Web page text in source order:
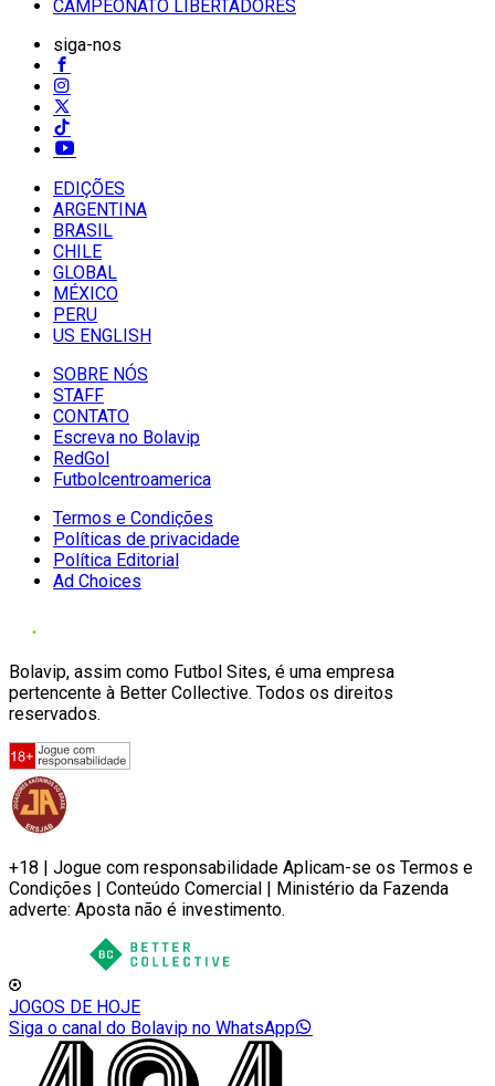
CAMPEONATO LIBERTADORES
siga-nos
EDIÇÕES
ARGENTINA
BRASIL
CHILE
GLOBAL
MÉXICO
PERU
US ENGLISH
SOBRE NÓS
STAFF
CONTATO
Escreva no Bolavip
RedGol
Futbolcentroamerica
Termos e Condições
Políticas de privacidade
Política Editorial
Ad Choices
Bolavip, assim como Futbol Sites, é uma empresa
pertencente à Better Collective. Todos os direitos
reservados.
+18 | Jogue com responsabilidade Aplicam-se os Termos e
Condições | Conteúdo Comercial | Ministério da Fazenda
adverte: Aposta não é investimento.
JOGOS DE HOJE
Siga o canal do Bolavip no WhatsApp